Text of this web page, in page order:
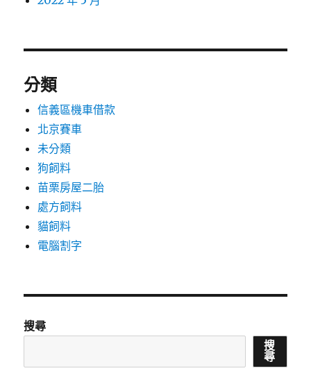
分類
信義區機車借款
北京賽車
未分類
狗飼料
苗栗房屋二胎
處方飼料
貓飼料
電腦割字
搜尋
搜
尋